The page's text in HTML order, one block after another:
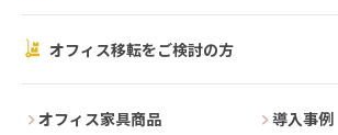
オフィス移転をご検討の方
オフィス家具商品 導入事例